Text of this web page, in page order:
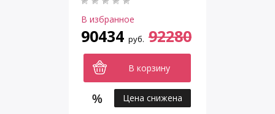
В избранное
90434 руб. 92280
В корзину
Цена снижена